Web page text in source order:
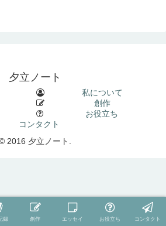
夕立ノート
私について
創作
お役立ち
コンタクト
2016 夕立ノート.
録 創作 エッセイ お役立ち コンタクト